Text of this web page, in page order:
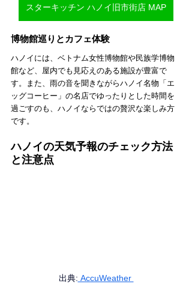
スターキッチン ハノイ旧市街店 MAP
博物館巡りとカフェ体験
ハノイには、ベトナム女性博物館や民族学博物
館など、屋内でも見応えのある施設が豊富で
す。また、雨の音を聞きながらハノイ名物「エ
ッグコーヒー」の名店でゆったりとした時間を
過ごすのも、ハノイならではの贅沢な楽しみ方
です。
ハノイの天気予報のチェック方法
と注意点
出典: AccuWeather